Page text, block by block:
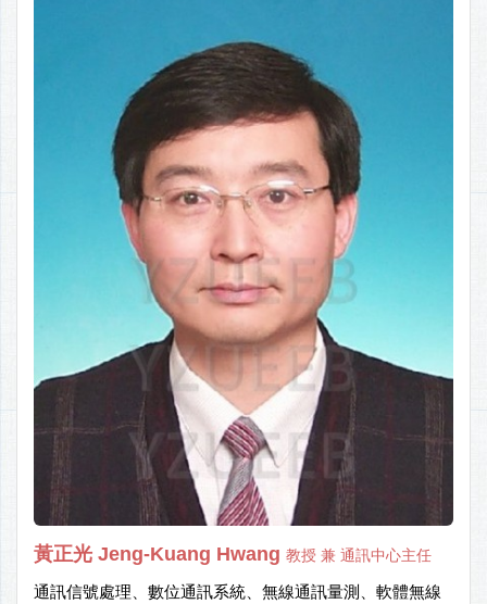
黃正光 Jeng-Kuang Hwang 教授 兼 通訊中心主任
通訊信號處理、數位通訊系統、無線通訊量測、軟體無線